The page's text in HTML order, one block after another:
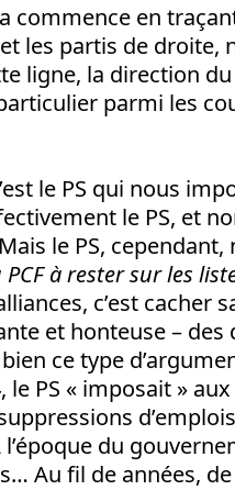
commence en
et les partis de
ligne, la direction
parmi les
le PS qui nous
le PS, et
le PS,
à rester sur les
c’est
et honteuse –
ce type
le PS « imposait »
du
Au fil de années,